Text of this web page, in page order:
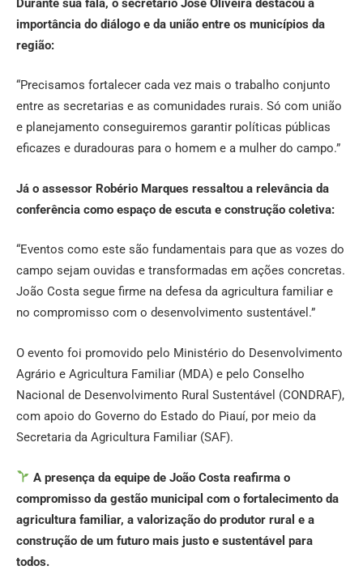
importância do diálogo e da união entre os municípios da
região:
“Precisamos fortalecer cada vez mais o trabalho conjunto
entre as secretarias e as comunidades rurais. Só com união
e planejamento conseguiremos garantir políticas públicas
eficazes e duradouras para o homem e a mulher do campo.”
Já o assessor Robério Marques ressaltou a relevância da
conferência como espaço de escuta e construção coletiva:
“Eventos como este são fundamentais para que as vozes do
campo sejam ouvidas e transformadas em ações concretas.
João Costa segue firme na defesa da agricultura familiar e
no compromisso com o desenvolvimento sustentável.”
O evento foi promovido pelo Ministério do Desenvolvimento
Agrário e Agricultura Familiar (MDA) e pelo Conselho
Nacional de Desenvolvimento Rural Sustentável (CONDRAF),
com apoio do Governo do Estado do Piauí, por meio da
Secretaria da Agricultura Familiar (SAF).
A presença da equipe de João Costa reafirma o
compromisso da gestão municipal com o fortalecimento da
agricultura familiar, a valorização do produtor rural e a
construção de um futuro mais justo e sustentável para
todos.